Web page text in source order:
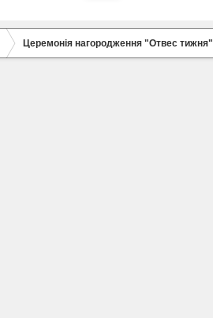
Церемонія нагородження "Отвес тижня"